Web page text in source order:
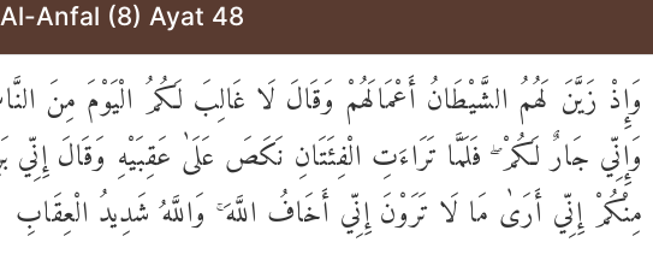
Anfal (8) Ayat 48
وَإِذْ زَيَّنَ لَهُمُ الشَّيْطَانُ أَعْمَالَهُمْ وَقَالَ لَا غَالِبَ لَكُمُ الْيَوْمَ مِنَ
وَإِنِّي جَارٌ لَكُمْ ۖ فَلَمَّا تَرَاءَتِ الْفِئَتَانِ نَكَصَ عَلَىٰ عَقِبَيْهِ وَقَالَ إِنِّي
مِنْكُمْ إِنِّي أَرَىٰ مَا لَا تَرَوْنَ إِنِّي أَخَافُ اللَّهَ ۚ وَاللَّهُ شَدِيدُ الْعِقَابِ